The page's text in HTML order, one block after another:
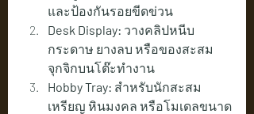
และป้องกันรอยขีดข่วน
Desk Display: วางคลิปหนีบ
กระดาษ ยางลบ หรือของสะสม
จุกจิกบนโต๊ะทำงาน
Hobby Tray: สำหรับนักสะสม
เหรียญ หินมงคล หรือโมเดลขนาด